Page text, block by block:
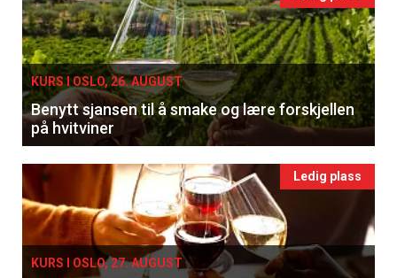
KURS I OSLO, 26. AUGUST
Benytt sjansen til å smake og lære forskjellen
på hvitviner
Ledig plass
KURS I OSLO, 27. AUGUST